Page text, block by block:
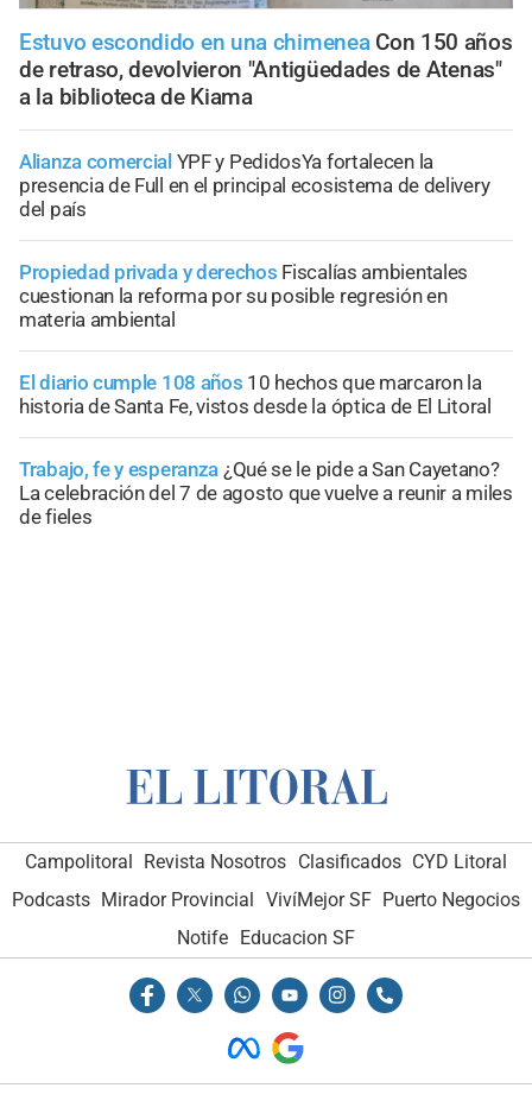
Estuvo escondido en una chimenea Con 150 años
de retraso, devolvieron "Antigüedades de Atenas"
a la biblioteca de Kiama
Alianza comercial YPF y PedidosYa fortalecen la
presencia de Full en el principal ecosistema de delivery
del país
Propiedad privada y derechos Fiscalías ambientales
cuestionan la reforma por su posible regresión en
materia ambiental
El diario cumple 108 años 10 hechos que marcaron la
historia de Santa Fe, vistos desde la óptica de El Litoral
Trabajo, fe y esperanza ¿Qué se le pide a San Cayetano?
La celebración del 7 de agosto que vuelve a reunir a miles
de fieles
Campolitoral Revista Nosotros Clasificados CYD Litoral
Podcasts Mirador Provincial VivíMejor SF Puerto Negocios
Notife Educacion SF